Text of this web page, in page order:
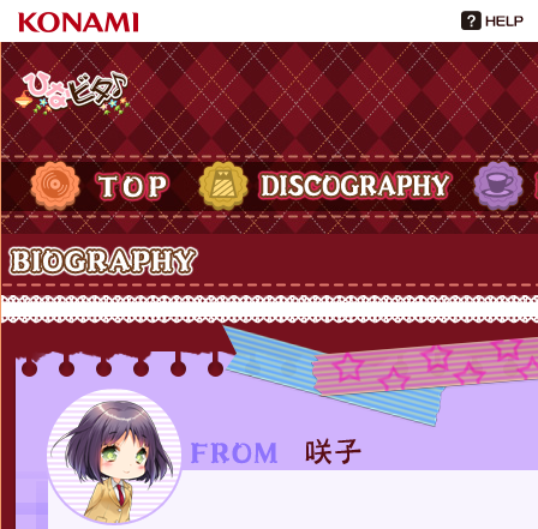
ひなビタ♪
TOP DISCOGRAPHY
Biography